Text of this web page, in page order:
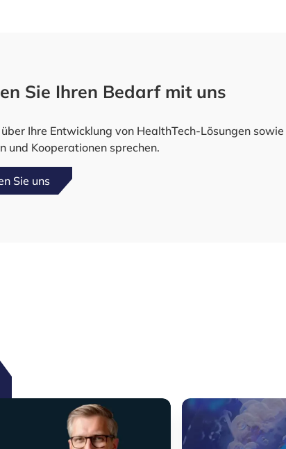
Sie Ihren Bedarf mit uns
über Ihre Entwicklung von HealthTech-Lösungen
und Kooperationen sprechen.
Sie uns